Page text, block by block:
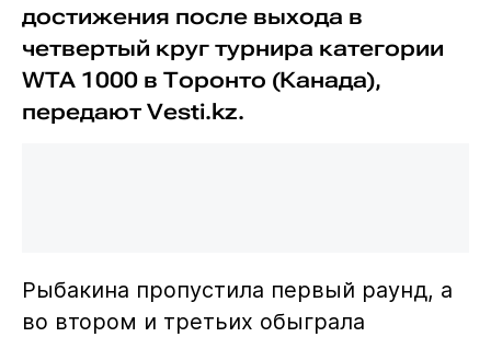
достижения после выхода в
четвертый круг турнира категории
WTA 1000 в Торонто (Канада),
передают Vesti.kz.
Рыбакина пропустила первый раунд, а
во втором и третьих обыграла